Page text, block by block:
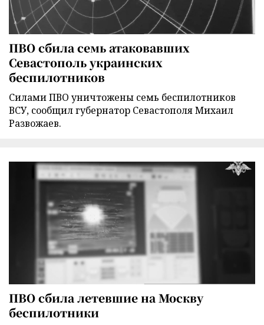
ПВО сбила семь атаковавших
Севастополь украинских
беспилотников
Силами ПВО уничтожены семь беспилотников
ВСУ, сообщил губернатор Севастополя Михаил
Развожаев.
ПВО сбила летевшие на Москву
беспилотники